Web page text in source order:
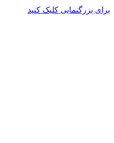
برای بزرگنمایی کلیک کنید